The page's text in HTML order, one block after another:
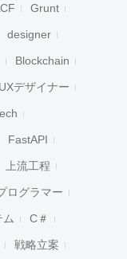
Grunt
designer
Blockchain
UXデザイナー
FastAPI
上流工程
ログラマー
C＃
戦略立案